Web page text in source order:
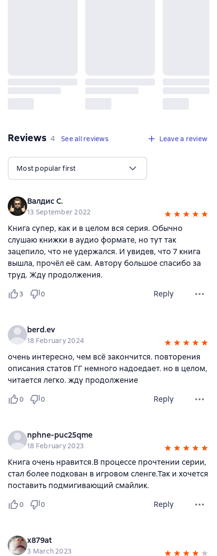
Reviews 4 reviews
4 See all reviews Leave a review
Most popular first
Валдис С.
13 September 2022
Книга супер, как и в целом вся серия. Обычно
слушаю книжки в аудио формате, но тут так
зацепило, что не удержался. И увидев, что 7 книга
вышла, прочёл её сам. Автору большое спасибо за
труд. Жду продолжения.
3 0 Reply
berd.ev
18 February 2024
очень интересно, чем всё закончится. повторения
описания статов ГГ немного надоедает. но в целом,
читается легко. жду продолжение
0 0 Reply
nphne-puc25qme
18 February 2023
Книга очень нравится.В процессе прочтении серии,
стал более подкован в игровом сленге.Так и хочется
поставить подмигивающий смайлик.
0 0 Reply
x879at
3 March 2023